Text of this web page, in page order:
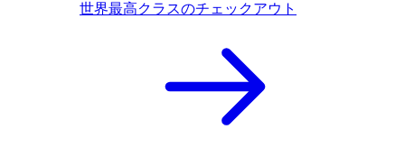
世界最高クラスのチェックアウト